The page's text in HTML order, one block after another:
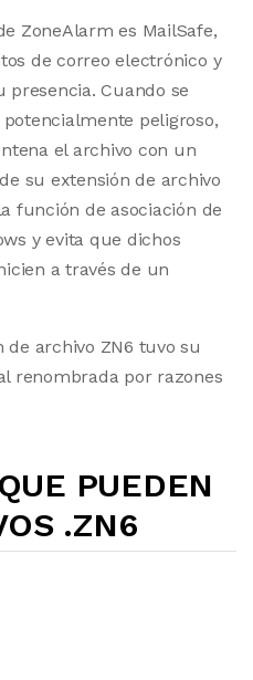
ZoneAlarm es MailSafe,
de correo electrónico y
Cuando se
peligroso,
el archivo con un
su extensión de archivo
función de asociación de
y evita que dichos
a través de un
de archivo ZN6 tuvo su
renombrada por razones
PUEDEN
.ZN6